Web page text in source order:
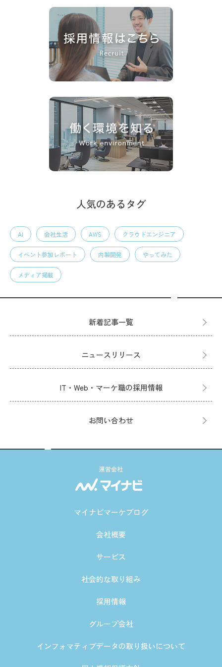
人気のあるタグ
AI 会社生活 AWS クラウドエンジニア
イベント参加レポート 内製開発 やってみた
メディア掲載
新着記事一覧
ニュースリリース
IT・Web・マーケ職の採用情報
お問い合わせ
運営会社
マイナビマーケブログ
会社概要
サービス
社会的な取り組み
採用情報
グループ会社
インフォマティブデータの取り扱いについて